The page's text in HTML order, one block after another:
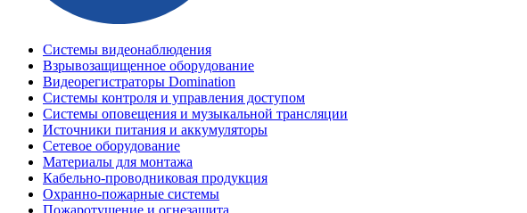
Системы видеонаблюдения
Взрывозащищенное оборудование
Видеорегистраторы Domination
Системы контроля и управления доступом
Системы оповещения и музыкальной трансляции
Источники питания и аккумуляторы
Сетевое оборудование
Материалы для монтажа
Кабельно-проводниковая продукция
Охранно-пожарные системы
Пожаротушение и огнезащита